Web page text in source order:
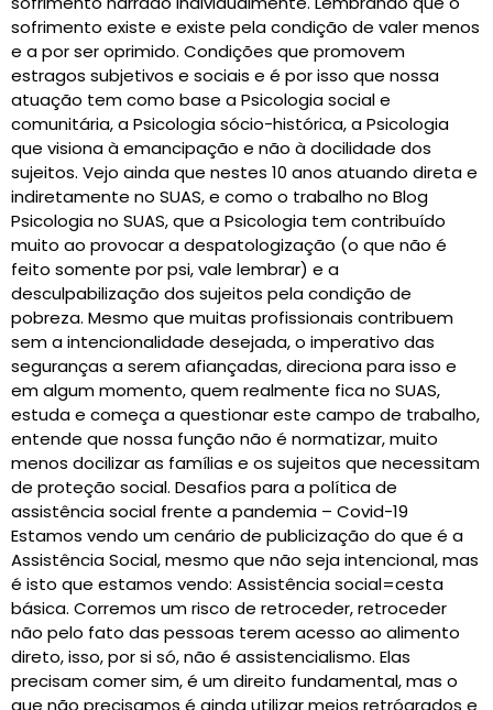
sofrimento existe e existe pela condição de valer menos
e a por ser oprimido. Condições que promovem
estragos subjetivos e sociais e é por isso que nossa
atuação tem como base a Psicologia social e
comunitária, a Psicologia sócio-histórica, a Psicologia
que visiona à emancipação e não à docilidade dos
sujeitos. Vejo ainda que nestes 10 anos atuando direta e
indiretamente no SUAS, e como o trabalho no Blog
Psicologia no SUAS, que a Psicologia tem contribuído
muito ao provocar a despatologização (o que não é
feito somente por psi, vale lembrar) e a
desculpabilização dos sujeitos pela condição de
pobreza. Mesmo que muitas profissionais contribuem
sem a intencionalidade desejada, o imperativo das
seguranças a serem afiançadas, direciona para isso e
em algum momento, quem realmente fica no SUAS,
estuda e começa a questionar este campo de trabalho,
entende que nossa função não é normatizar, muito
menos docilizar as famílias e os sujeitos que necessitam
de proteção social. Desafios para a política de
assistência social frente a pandemia – Covid-19
Estamos vendo um cenário de publicização do que é a
Assistência Social, mesmo que não seja intencional, mas
é isto que estamos vendo: Assistência social=cesta
básica. Corremos um risco de retroceder, retroceder
não pelo fato das pessoas terem acesso ao alimento
direto, isso, por si só, não é assistencialismo. Elas
precisam comer sim, é um direito fundamental, mas o
que não precisamos é ainda utilizar meios retrógrados e